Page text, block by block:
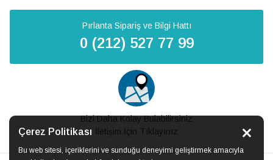
Çerez Politikası
Bu web sitesi, içeriklerini ve sunduğu deneyimi geliştirmek amacıyla
Pırlanta Sipariş ve Bilgi Hattı
0 (212) 527 77 99
Bizi Daha Kolay Bulabilirsiniz
İletişim İçin Tıklayınız